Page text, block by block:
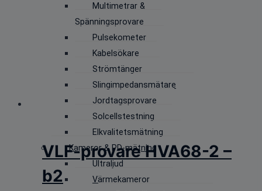
Multimetrar &
Spänningsprovare
Pulsekometer
Kabelsökare
Strömtänger
Slingimpedansmätare
Jordtagsprovare
Solcellstestning
Elkvalitetsmätning
Kameror & PD-mätning
Ultraljud
Värmekameror
VLF-provare HVA68-2 –
b2